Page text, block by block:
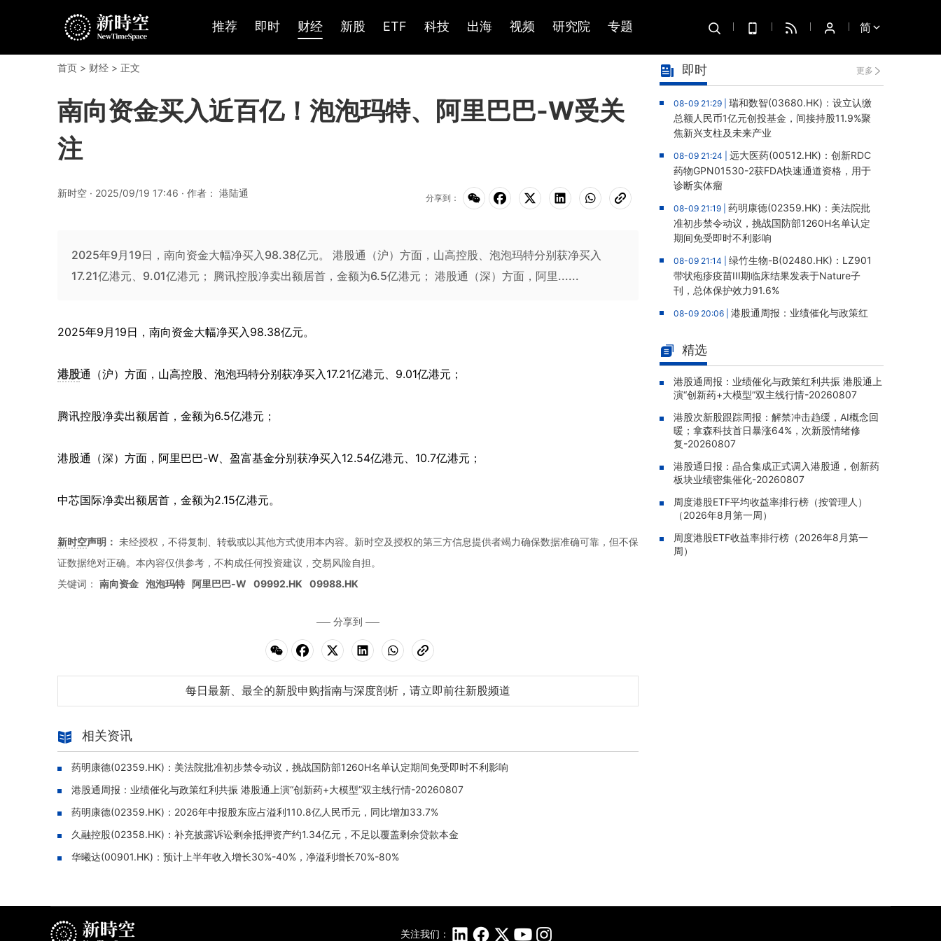
推荐 即时 财经 新股 ETF 科技 出海 视频 研究院 专题 简
首页 > 财经 > 正文
南向资金买入近百亿！泡泡玛特、阿里巴巴-W受关
注
新时空 · 2025/09/19 17:46 · 作者： 港陆通 分享到：
2025年9月19日，南向资金大幅净买入98.38亿元。 港股通（沪）方面，山高控股、泡泡玛特分别获净买入
17.21亿港元、9.01亿港元； 腾讯控股净卖出额居首，金额为6.5亿港元； 港股通（深）方面，阿里......
2025年9月19日，南向资金大幅净买入98.38亿元。
港股通（沪）方面，山高控股、泡泡玛特分别获净买入17.21亿港元、9.01亿港元；
腾讯控股净卖出额居首，金额为6.5亿港元；
港股通（深）方面，阿里巴巴-W、盈富基金分别获净买入12.54亿港元、10.7亿港元；
中芯国际净卖出额居首，金额为2.15亿港元。
新时空声明： 未经授权，不得复制、转载或以其他方式使用本内容。新时空及授权的第三方信息提供者竭力确保数据准确可靠，但不保
证数据绝对正确。本內容仅供参考，不构成任何投资建议，交易风险自担。
关键词： 南向资金 泡泡玛特 阿里巴巴-W 09992.HK 09988.HK
分享到
每日最新、最全的新股申购指南与深度剖析，请立即前往新股频道
相关资讯
药明康德(02359.HK)：美法院批准初步禁令动议，挑战国防部1260H名单认定期间免受即时不利影响
港股通周报：业绩催化与政策红利共振 港股通上演“创新药+大模型”双主线行情-20260807
药明康德(02359.HK)：2026年中报股东应占溢利110.8亿人民币元，同比增加33.7%
久融控股(02358.HK)：补充披露诉讼剩余抵押资产约1.34亿元，不足以覆盖剩余贷款本金
华曦达(00901.HK)：预计上半年收入增长30%-40%，净溢利增长70%-80%
即时 更多
08-09 21:29 | 瑞和数智(03680.HK)：设立认缴
总额人民币1亿元创投基金，间接持股11.9%聚
焦新兴支柱及未来产业
08-09 21:24 | 远大医药(00512.HK)：创新RDC
药物GPN01530-2获FDA快速通道资格，用于
诊断实体瘤
08-09 21:19 | 药明康德(02359.HK)：美法院批
准初步禁令动议，挑战国防部1260H名单认定
期间免受即时不利影响
08-09 21:14 | 绿竹生物-B(02480.HK)：LZ901
带状疱疹疫苗III期临床结果发表于Nature子
刊，总体保护效力91.6%
08-09 20:06 | 港股通周报：业绩催化与政策红
情-20260807
08-09 19:28 |港股次新股跟踪周报：解禁冲击趋
缓，AI概念回暖；拿森科技首日暴涨64%，次
新股情绪修复-20260807
08-07 22:06 |民富国际(08511.HK)：25/26年
年报股东应占亏损835.1万港元，亏损同比收窄
69.45%
08-07 22:04 | 商米科技-W(06810.HK)：基石投
资者XINWUTANG自愿延长禁售期五个月至20
27年3月28日
08-07 21:55 | 华夏文化科技(01566.HK)：独立
调查完成未发现欺诈挪用证据，报告获采纳，
股份继续停牌
精选
港股通周报：业绩催化与政策红利共振 港股通上
演“创新药+大模型”双主线行情-20260807
港股次新股跟踪周报：解禁冲击趋缓，AI概念回
暖；拿森科技首日暴涨64%，次新股情绪修
复-20260807
港股通日报：晶合集成正式调入港股通，创新药
板块业绩密集催化-20260807
周度港股ETF平均收益率排行榜（按管理人）
（2026年8月第一周）
周度港股ETF收益率排行榜（2026年8月第一
周）
关注我们：